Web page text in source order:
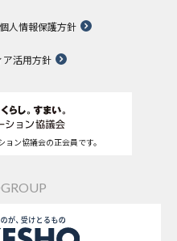
個人情報保護方針
ア活用方針
ョン協議会の正会員です。